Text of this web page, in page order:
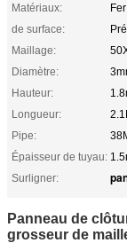
Matériaux:
de surface:
Maillage:
Diamètre:
Hauteur:
Longueur:
Pipe:
Épaisseur de tuyau:
Surligner:
Panneau de
grosseur de